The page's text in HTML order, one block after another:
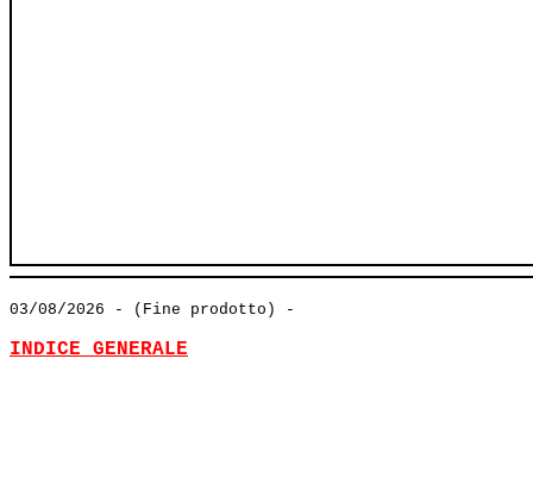
03/08/2026 - (Fine prodotto) -
INDICE GENERALE